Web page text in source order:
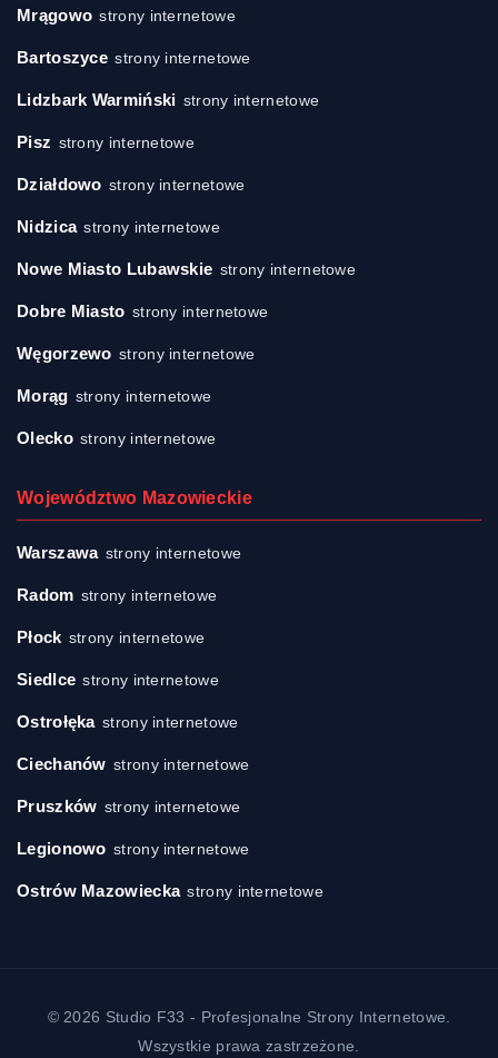
Mrągowo strony internetowe
Bartoszyce strony internetowe
Lidzbark Warmiński strony internetowe
Pisz strony internetowe
Działdowo strony internetowe
Nidzica strony internetowe
Nowe Miasto Lubawskie strony internetowe
Dobre Miasto strony internetowe
Węgorzewo strony internetowe
Morąg strony internetowe
Olecko strony internetowe
Województwo Mazowieckie
Warszawa strony internetowe
Radom strony internetowe
Płock strony internetowe
Siedlce strony internetowe
Ostrołęka strony internetowe
Ciechanów strony internetowe
Pruszków strony internetowe
Legionowo strony internetowe
Ostrów Mazowiecka strony internetowe
© 2026 Studio F33 - Profesjonalne Strony Internetowe.
Wszystkie prawa zastrzeżone.